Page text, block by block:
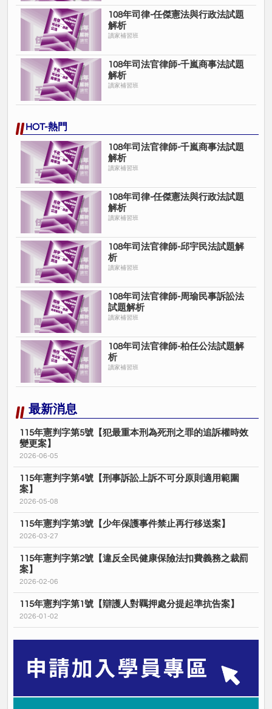
108年司律-任傑憲法與行政法試題
解析
讀家補習班
108年司法官律師-千嵐商事法試題
解析
讀家補習班
HOT-熱門
108年司法官律師-千嵐商事法試題
解析
讀家補習班
108年司律-任傑憲法與行政法試題
解析
讀家補習班
108年司法官律師-邱宇民法試題解
析
讀家補習班
108年司法官律師-周瑜民事訴訟法
試題解析
讀家補習班
108年司法官律師-柏任公法試題解
析
讀家補習班
最新消息
115年憲判字第5號【犯最重本刑為死刑之罪的追訴權時效
變更案】
2026-06-05
115年憲判字第4號【刑事訴訟上訴不可分原則適用範圍
案】
2026-05-08
115年憲判字第3號【少年保護事件禁止再行移送案】
2026-03-27
115年憲判字第2號【違反全民健康保險法扣費義務之裁罰
案】
2026-02-06
115年憲判字第1號【辯護人對羈押處分提起準抗告案】
2026-01-02